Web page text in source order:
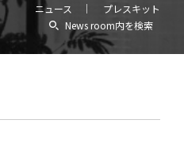
ニュース
プレスキット
News room内を検索